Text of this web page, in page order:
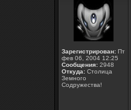
Зарегистрирован: Пт
фев 06, 2004 12:25
Сообщения: 2948
Откуда: Столица
Земного
Содружества!